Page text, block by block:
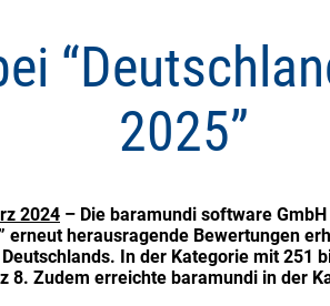
2025”
2024 – Die baramundi software
erneut herausragende Bewertungen
In der Kategorie mit 251
8. Zudem erreichte baramundi in der